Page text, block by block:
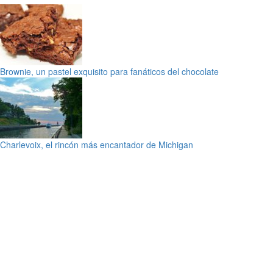
Brownie, un pastel exquisito para fanáticos del chocolate
Charlevoix, el rincón más encantador de Michigan